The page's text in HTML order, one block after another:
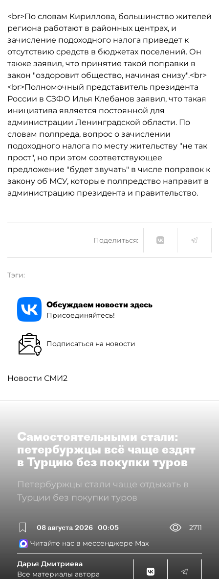
<br>По словам Кириллова, большинство жителей
региона работают в районных центрах, и
зачисление подоходного налога приведет к
отсутствию средств в бюджетах поселений. Он
также заявил, что принятие такой поправки в
закон "оздоровит общество, начиная снизу".<br>
<br>Полномочный представитель президента
России в СЗФО Илья Клебанов заявил, что такая
инициатива является постоянной для
администрации Ленинградской области. По
словам полпреда, вопрос о зачислении
подоходного налога по месту жительству "не так
прост", но при этом соответствующее
предложение "будет звучать" в числе поправок к
закону об МСУ, которые полпредство направит в
администрацию президента и правительство.
Поделиться:
Тэги:
Обсуждаем новости здесь
Присоединяйтесь!
Подписаться на новости
Новости СМИ2
Самостоятельными стали:
петербуржцы всё чаще ездят
в Турцию без покупки туров
Петербуржцы стали чаще отдыхать в
Турции без покупки туров
08 августа 2026 00:05
2711
Читайте нас в мессенджере Max
Дарья Дмитриева
Все материалы автора